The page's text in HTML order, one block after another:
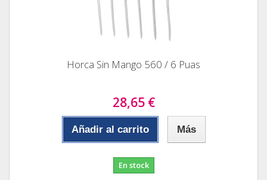
Horca Sin Mango 560 / 6 Puas
28,65 €
Añadir al carrito Más
En stock